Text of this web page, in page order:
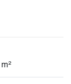
m²